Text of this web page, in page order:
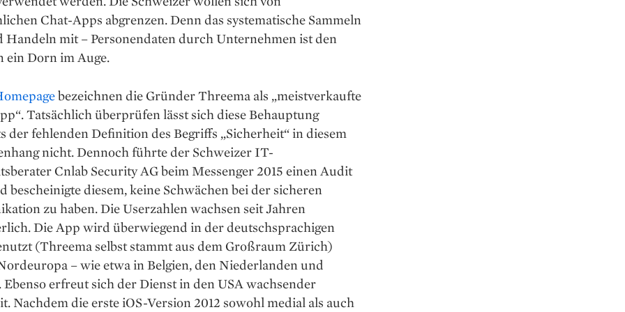
Chat-Apps abgrenzen. Denn das systematische Sammeln
Handeln mit – Personendaten durch Unternehmen ist den
ein Dorn im Auge.
bezeichnen die Gründer Threema als „meistverkaufte
Tatsächlich überprüfen lässt sich diese Behauptung
der fehlenden Definition des Begriffs „Sicherheit“ in diesem
nicht. Dennoch führte der Schweizer IT-
Cnlab Security AG beim Messenger 2015 einen Audit
bescheinigte diesem, keine Schwächen bei der sicheren
zu haben. Die Userzahlen wachsen seit Jahren
Die App wird überwiegend in der deutschsprachigen
(Threema selbst stammt aus dem Großraum Zürich)
– wie etwa in Belgien, den Niederlanden und
erfreut sich der Dienst in den USA wachsender
Nachdem die erste iOS-Version 2012 sowohl medial als auch